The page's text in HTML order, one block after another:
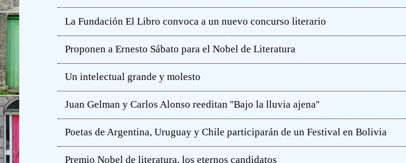
La Fundación El Libro convoca a un nuevo concurso literario
Proponen a Ernesto Sábato para el Nobel de Literatura
Un intelectual grande y molesto
Juan Gelman y Carlos Alonso reeditan ''Bajo la lluvia ajena''
Poetas de Argentina, Uruguay y Chile participarán de un Festival en Bolivia
Premio Nobel de literatura, los eternos candidatos